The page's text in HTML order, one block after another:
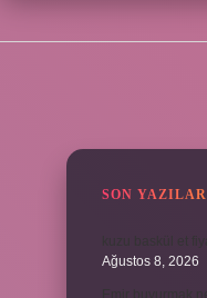
SON YAZILAR
Ağustos 8, 2026